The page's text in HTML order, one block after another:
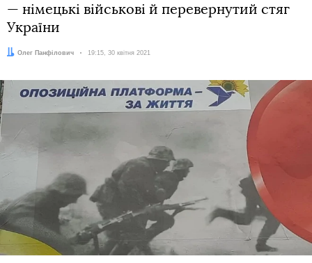
— німецькі військові й перевернутий стяг
України
Автор:
Олег Панфілович Дата:
19:15, 30 квітня 2021